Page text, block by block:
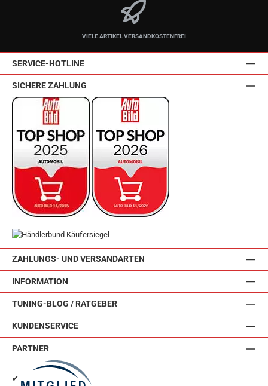
VIELE ARTIKEL VERSANDKOSTENFREI
SERVICE-HOTLINE
ZAHLUNGS- UND VERSANDARTEN
INFORMATION
TUNING-BLOG / RATGEBER
KUNDENSERVICE
SICHERE ZAHLUNG
PARTNER
✔